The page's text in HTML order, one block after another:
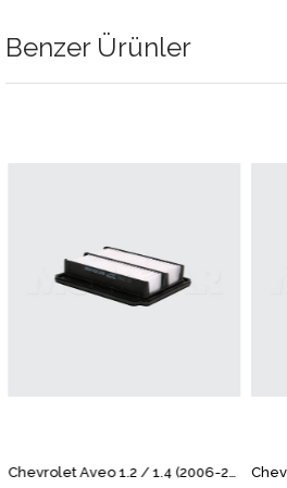
Benzer Ürünler
Chevrolet Aveo 1.2 / 1.4 (2006-2011) Hava Filtresi MOTOCAR